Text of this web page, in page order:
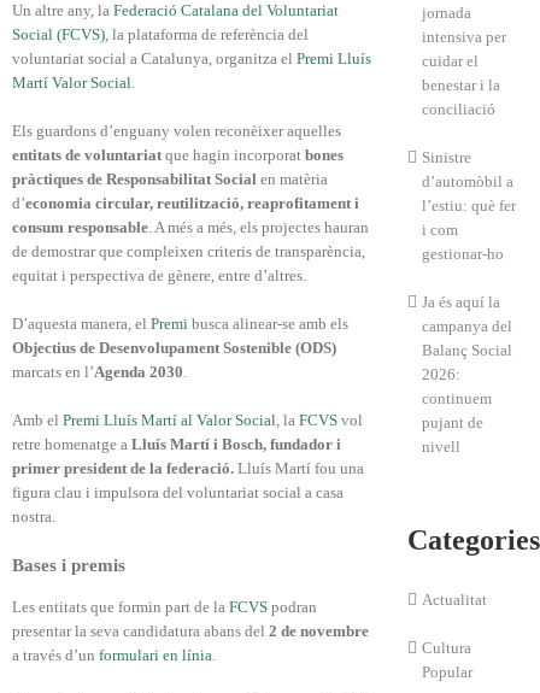
Un altre any, la Federació Catalana del Voluntariat
Social (FCVS), la plataforma de referència del
voluntariat social a Catalunya, organitza el Premi Lluís
Martí Valor Social.
Els guardons d’enguany volen reconèixer aquelles
entitats de voluntariat que hagin incorporat bones
pràctiques de Responsabilitat Social en matèria
d’economia circular, reutilització, reaprofitament i
consum responsable. A més a més, els projectes hauran
de demostrar que compleixen criteris de transparència,
equitat i perspectiva de gènere, entre d’altres.
D’aquesta manera, el Premi busca alinear-se amb els
Objectius de Desenvolupament Sostenible (ODS)
marcats en l’Agenda 2030.
Amb el Premi Lluís Martí al Valor Social, la FCVS vol
retre homenatge a Lluís Martí i Bosch, fundador i
primer president de la federació. Lluís Martí fou una
figura clau i impulsora del voluntariat social a casa
nostra.
Bases i premis
Les entitats que formin part de la FCVS podran
presentar la seva candidatura abans del 2 de novembre
a través d’un formulari en línia.
jornada
intensiva per
cuidar el
benestar i la
conciliació
Sinistre
d’automòbil a
l’estiu: què fer
i com
gestionar-ho
Ja és aquí la
campanya del
Balanç Social
2026:
continuem
pujant de
nivell
Categories
Actualitat
Cultura
Popular